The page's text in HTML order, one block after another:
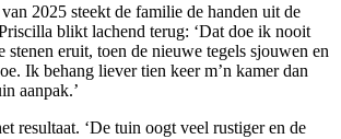
2025 steekt de familie de handen uit de
blikt lachend terug: ‘Dat doe ik nooit
stenen eruit, toen de nieuwe tegels sjouwen en
Ik behang liever tien keer m’n kamer dan
aanpak.’
resultaat. ‘De tuin oogt veel rustiger en de